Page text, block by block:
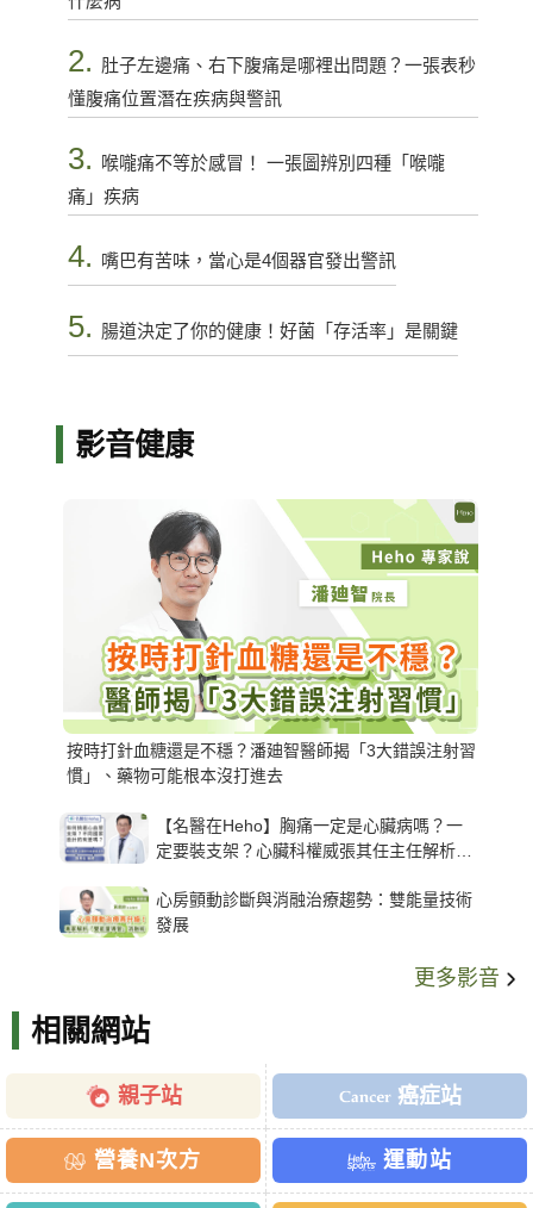
2. 肚子左邊痛、右下腹痛是哪裡出問題？一張表秒
懂腹痛位置潛在疾病與警訊
3.
喉嚨痛不等於感冒！ 一張圖辨別四種「喉嚨
痛」疾病
4. 嘴巴有苦味，當心是4個器官發出警訊
5. 腸道決定了你的健康！好菌「存活率」是關鍵
影音健康
按時打針血糖還是不穩？潘廸智醫師揭「3大錯誤注射習
慣」、藥物可能根本沒打進去
【名醫在Heho】胸痛一定是心臟病嗎？一
定要裝支架？心臟科權威張其任主任解析支
心房顫動診斷與消融治療趨勢：雙能量技術
發展
更多影音
相關網站
親子站 癌症站
營養N次方 運動站